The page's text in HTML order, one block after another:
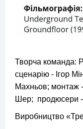
Творча команда:
сценарію - Ігор
Махньов; монтаж
Шер; продюсери
Виробництво